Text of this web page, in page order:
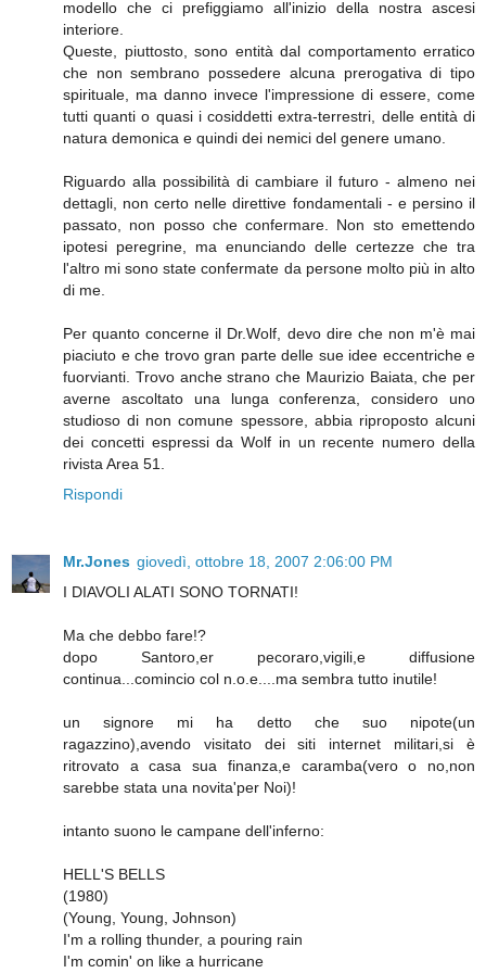
modello che ci prefiggiamo all'inizio della nostra ascesi
interiore.
Queste, piuttosto, sono entità dal comportamento erratico
che non sembrano possedere alcuna prerogativa di tipo
spirituale, ma danno invece l'impressione di essere, come
tutti quanti o quasi i cosiddetti extra-terrestri, delle entità di
natura demonica e quindi dei nemici del genere umano.
Riguardo alla possibilità di cambiare il futuro - almeno nei
dettagli, non certo nelle direttive fondamentali - e persino il
passato, non posso che confermare. Non sto emettendo
ipotesi peregrine, ma enunciando delle certezze che tra
l'altro mi sono state confermate da persone molto più in alto
di me.
Per quanto concerne il Dr.Wolf, devo dire che non m'è mai
piaciuto e che trovo gran parte delle sue idee eccentriche e
fuorvianti. Trovo anche strano che Maurizio Baiata, che per
averne ascoltato una lunga conferenza, considero uno
studioso di non comune spessore, abbia riproposto alcuni
dei concetti espressi da Wolf in un recente numero della
rivista Area 51.
Rispondi
Mr.Jones giovedì, ottobre 18, 2007 2:06:00 PM
I DIAVOLI ALATI SONO TORNATI!
Ma che debbo fare!?
dopo Santoro,er pecoraro,vigili,e diffusione
continua...comincio col n.o.e....ma sembra tutto inutile!
un signore mi ha detto che suo nipote(un
ragazzino),avendo visitato dei siti internet militari,si è
ritrovato a casa sua finanza,e caramba(vero o no,non
sarebbe stata una novita'per Noi)!
intanto suono le campane dell'inferno:
HELL'S BELLS
(1980)
(Young, Young, Johnson)
I'm a rolling thunder, a pouring rain
I'm comin' on like a hurricane